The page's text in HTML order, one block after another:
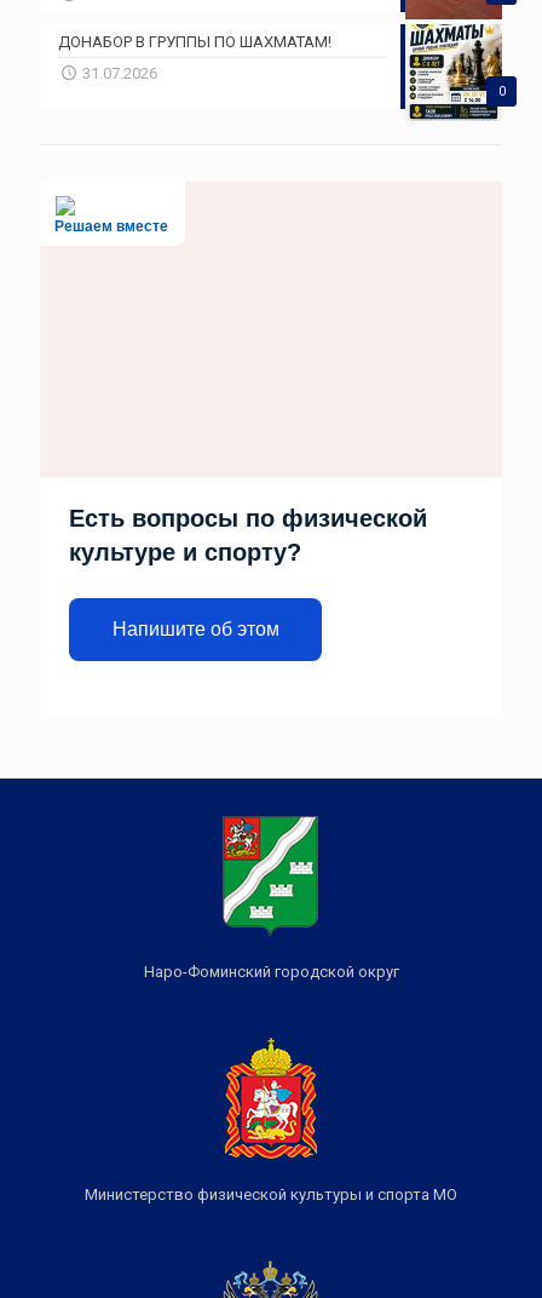
0
ДОНАБОР В ГРУППЫ ПО ШАХМАТАМ!
31.07.2026
Решаем вместе
Есть вопросы по физической
культуре и спорту?
Напишите об этом
Наро-Фоминский городской округ
Министерство физической культуры и спорта МО